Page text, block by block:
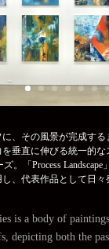
、その風景が完成す
垂直に伸びる統一的
。「Process Landscape
、代表作品として日々
is a body of
depicting both the